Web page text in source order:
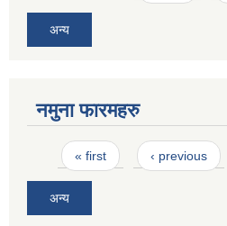
अन्य
नमुना फारमहरु
Pages
« first ‹ previous
अन्य